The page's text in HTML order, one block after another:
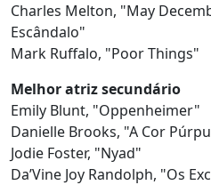
Charles Melton, "May
Escândalo"
Mark Ruffalo, "Poor Things"
Melhor atriz secundário
Emily Blunt, "Oppenheimer"
Danielle Brooks, "A Cor
Jodie Foster, "Nyad"
Da’Vine Joy Randolph, "Os